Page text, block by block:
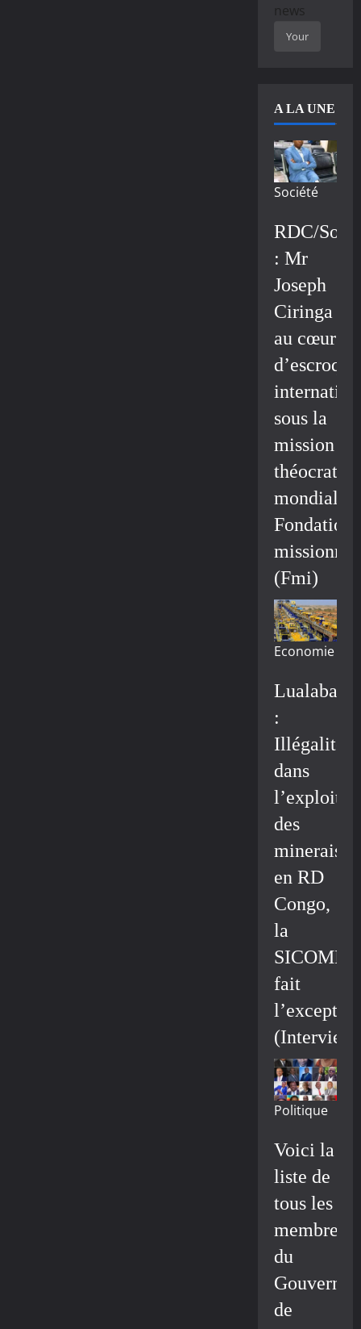
news
A LA UNE
Société
RDC/
: Mr
Joseph
Ciringa
au cœur
sous la
mission
mondiale/
Fondation
(Fmi)
Economie
Lualaba
:
Illégalité
dans
des
minerais
en RD
Congo,
la
fait
(Interview)
Politique
Voici la
liste de
tous les
membres
du
de